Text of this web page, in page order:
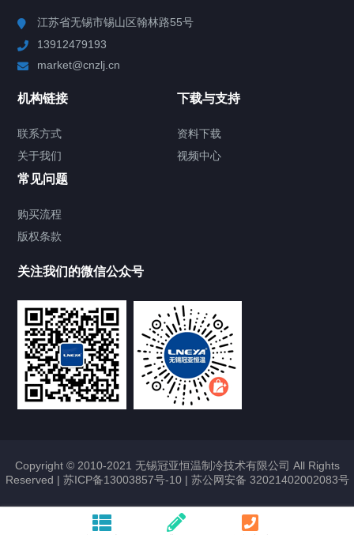
Chiller高精度制冷循环器
TCU温度控制单元
Chiller气体控温系统
Chamber试验箱
FREEZER低温箱
VOCs冷凝回收装置
江苏省无锡市锡山区翰林路55号
13912479193
market@cnzlj.cn
机构链接
联系方式
关于我们
下载与支持
资料下载
视频中心
常见问题
购买流程
版权条款
关注我们的微信公众号
Copyright © 2010-2021 无锡冠亚恒温制冷技术有限公司 All Rights
Reserved | 苏ICP备13003857号-10| 苏公网安备 32021402002083号